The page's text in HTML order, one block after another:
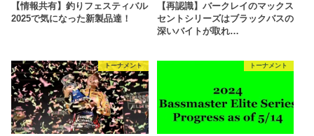
【情報共有】釣りフェスティバル
2025で気になった新製品達！
【再認識】バークレイのマックス
セントシリーズはブラックバスの
深いバイトが取れ…
トーナメント トーナメント